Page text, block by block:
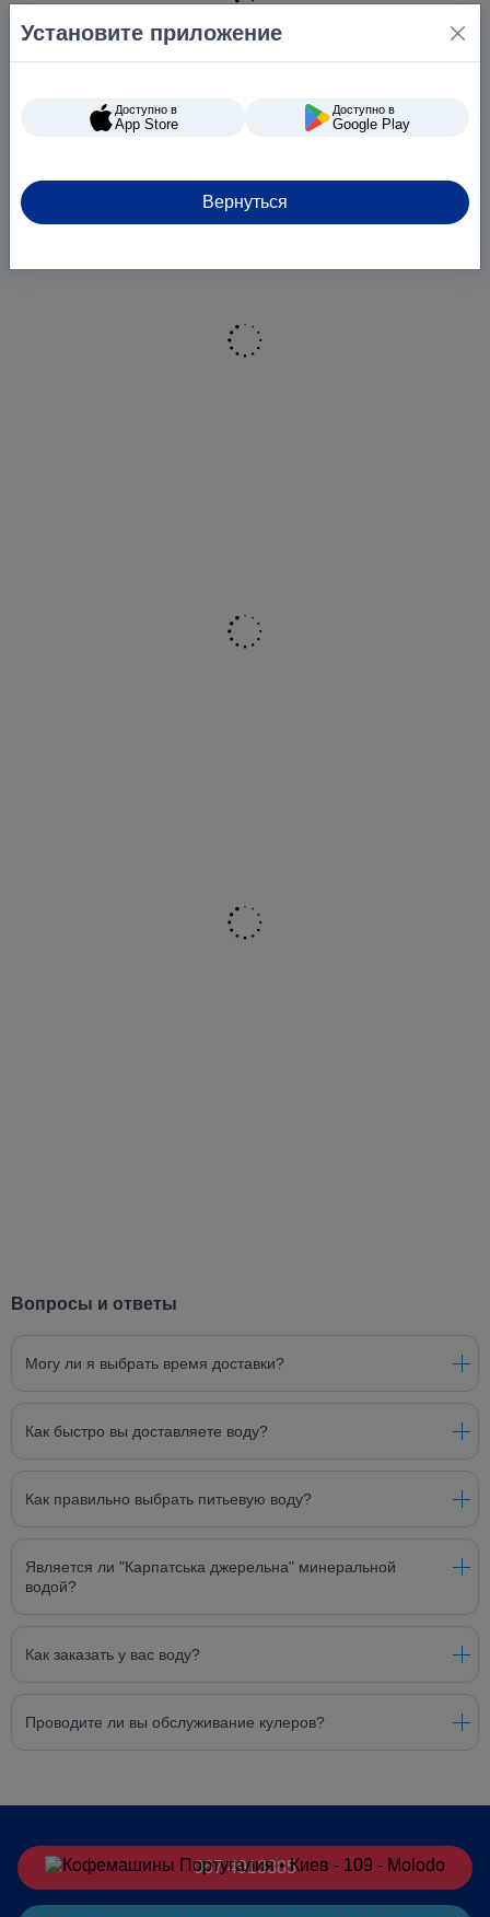
Вопросы и ответы
Могу ли я выбрать время доставки?
Как быстро вы доставляете воду?
Как правильно выбрать питьевую воду?
Является ли "Карпатська джерельна" минеральной
водой?
Как заказать у вас воду?
Проводите ли вы обслуживание кулеров?
067 4913385
Установите приложение
Доступно в
App Store
Доступно в
Google Play
Вернуться